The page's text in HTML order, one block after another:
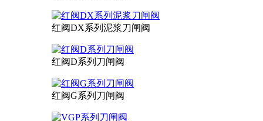
红阀DX系列泥浆刀闸阀
红阀D系列刀闸阀
红阀G系列刀闸阀